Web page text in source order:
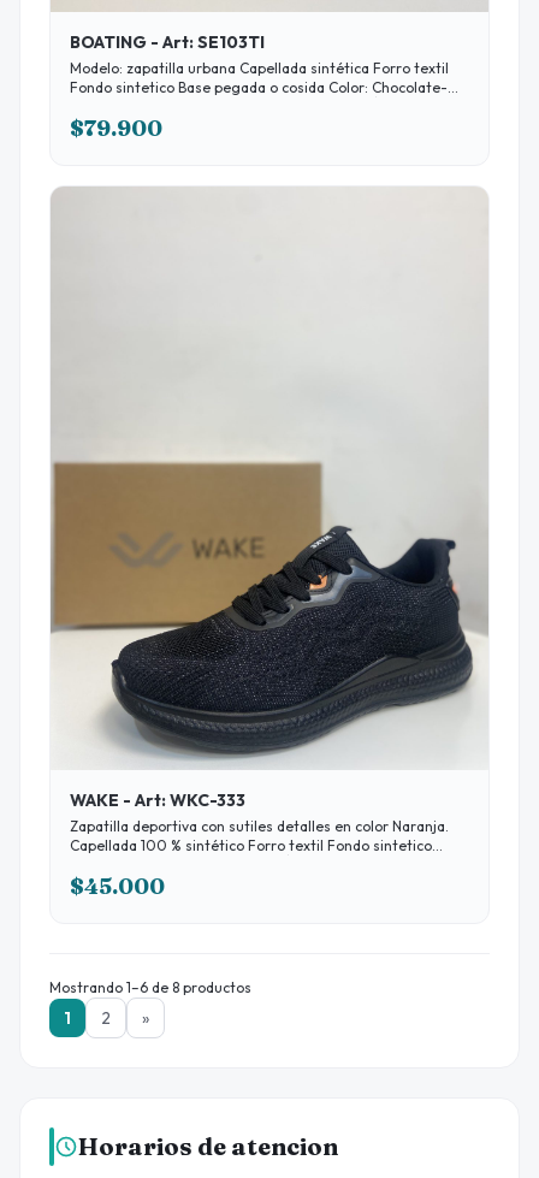
BOATING - Art: SE103TI
Modelo: zapatilla urbana Capellada sintética Forro textil
Fondo sintetico Base pegada o cosida Color: Chocolate-
EFECTIVO 10% DESCUENTO
$79.900
WAKE - Art: WKC-333
Zapatilla deportiva con sutiles detalles en color Naranja.
Capellada 100 % sintético Forro textil Fondo sintetico
DESCUENTO
$45.000
Mostrando 1–6 de 8 productos
1 2 »
Horarios de atencion